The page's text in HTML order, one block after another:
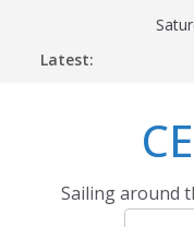
Latest:
Sailing around